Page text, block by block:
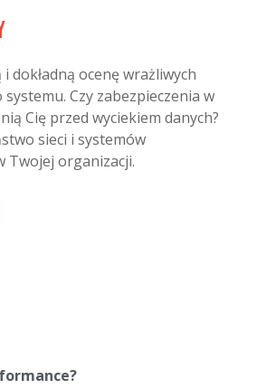
dokładną ocenę wrażliwych
Czy zabezpieczenia w
Cię przed wyciekiem danych?
sieci i systemów
Twojej organizacji.